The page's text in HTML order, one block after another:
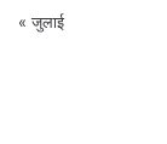
« जुलाई